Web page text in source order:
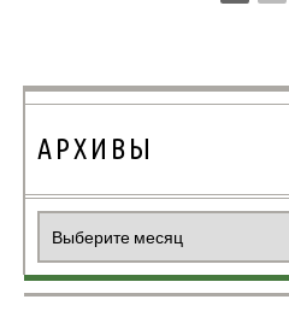
АРХИВЫ